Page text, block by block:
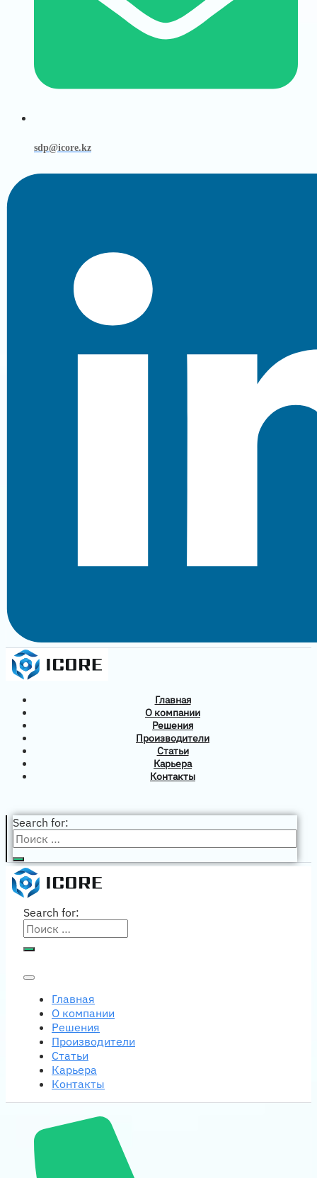
sdp@icore.kz
Главная
О компании
Решения
Производители
Статьи
Карьера
Контакты
Search for:
Search for:
Главная
О компании
Решения
Производители
Статьи
Карьера
Контакты